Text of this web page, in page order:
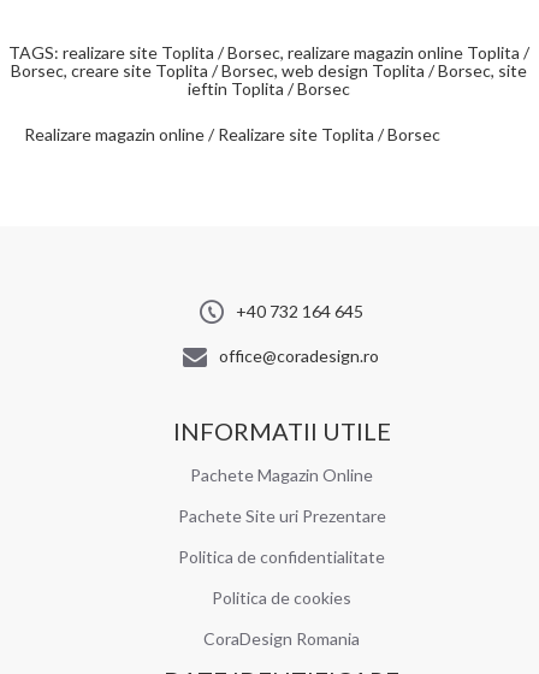
TAGS: realizare site Toplita / Borsec, realizare magazin online Toplita /
Borsec, creare site Toplita / Borsec, web design Toplita / Borsec, site
ieftin Toplita / Borsec
Realizare magazin online / Realizare site Toplita / Borsec
+40 732 164 645
office@coradesign.ro
INFORMATII UTILE
Pachete Magazin Online
Pachete Site uri Prezentare
Politica de confidentialitate
Politica de cookies
CoraDesign Romania